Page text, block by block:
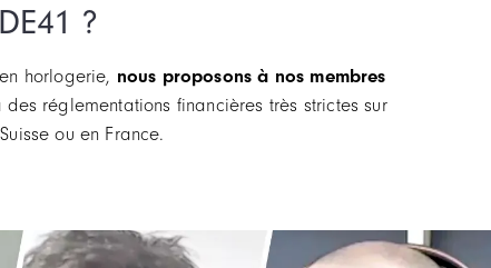
?
horlogerie, nous proposons à nos membres
réglementations financières très strictes sur
ou en France.